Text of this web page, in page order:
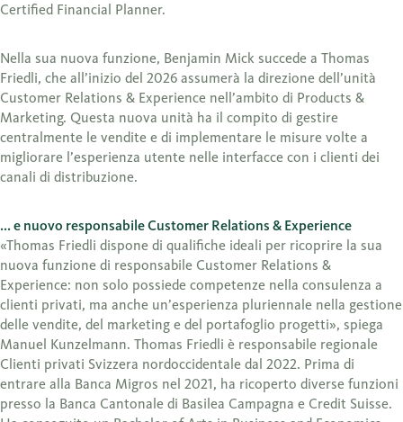
Certified Financial Planner.
Nella sua nuova funzione, Benjamin Mick succede a Thomas
Friedli, che all’inizio del 2026 assumerà la direzione dell’unità
Customer Relations & Experience nell’ambito di Products &
Marketing. Questa nuova unità ha il compito di gestire
centralmente le vendite e di implementare le misure volte a
migliorare l’esperienza utente nelle interfacce con i clienti dei
canali di distribuzione.
... e nuovo responsabile Customer Relations & Experience
«Thomas Friedli dispone di qualifiche ideali per ricoprire la sua
nuova funzione di responsabile Customer Relations &
Experience: non solo possiede competenze nella consulenza a
clienti privati, ma anche un’esperienza pluriennale nella gestione
delle vendite, del marketing e del portafoglio progetti», spiega
Manuel Kunzelmann. Thomas Friedli è responsabile regionale
Clienti privati Svizzera nordoccidentale dal 2022. Prima di
entrare alla Banca Migros nel 2021, ha ricoperto diverse funzioni
presso la Banca Cantonale di Basilea Campagna e Credit Suisse.